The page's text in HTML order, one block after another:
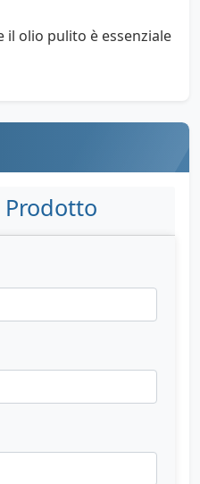
il olio pulito è essenziale
Prodotto